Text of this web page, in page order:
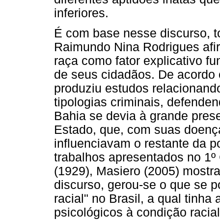
inferiores.
É com base nesse discurso,
Raimundo Nina Rodrigues
raça como fator explicativo
de seus cidadãos. De
produziu estudos
tipologias criminais,
Bahia se devia à grande
Estado, que, com suas
influenciavam o restante da
trabalhos apresentados no
(1929), Masiero (2005)
discurso, gerou-se o que se
racial" no Brasil, a qual tinha
psicológicos à condição